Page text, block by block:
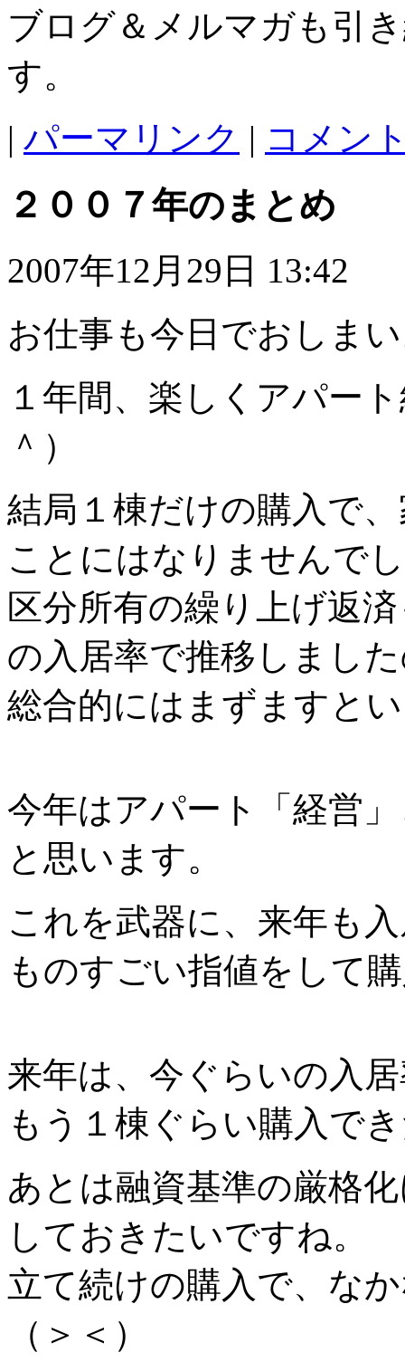
ブログ＆メルマガも引
す。
| パーマリンク | コメン
２００７年のまとめ
2007年12月29日 13:42
お仕事も今日でおしま
１年間、楽しくアパー
＾）
結局１棟だけの購入で
ことにはなりませんで
区分所有の繰り上げ返
の入居率で推移しまし
総合的にはまずますと
今年はアパート「経営
と思います。
これを武器に、来年も
ものすごい指値をして
来年は、今ぐらいの入
もう１棟ぐらい購入で
あとは融資基準の厳格
しておきたいですね。
立て続けの購入で、な
（＞＜）